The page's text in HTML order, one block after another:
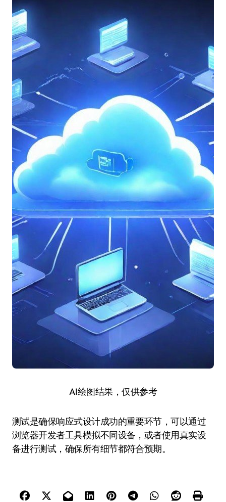
AI绘图结果，仅供参考
测试是确保响应式设计成功的重要环节，可以通过
浏览器开发者工具模拟不同设备，或者使用真实设
备进行测试，确保所有细节都符合预期。